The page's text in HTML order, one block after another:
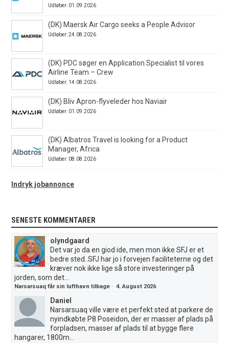
Udløber: 01.09.2026
(DK) Maersk Air Cargo seeks a People Advisor
Udløber: 24.08.2026
(DK) PDC søger en Application Specialist til vores
Airline Team – Crew
Udløber: 14.08.2026
(DK) Bliv Apron-flyveleder hos Naviair
Udløber: 01.09.2026
(DK) Albatros Travel is looking for a Product
Manager, Africa
Udløber: 08.08.2026
Indryk jobannonce
SENESTE KOMMENTARER
olyndgaard
Det var jo da en giod ide, men mon ikke SFJ er et
bedre sted..SFJ har jo i forvejen faciliteterne og det
kræver nok ikke lige så store investeringer på
jorden, som det...
Narsarsuaq får sin lufthavn tilbage ·4. August 2026
Daniel
Narsarsuaq ville være et perfekt sted at parkere de
nyindkøbte P8 Poseidon, der er masser af plads på
forpladsen, masser af plads til at bygge flere
hangarer, 1800m...